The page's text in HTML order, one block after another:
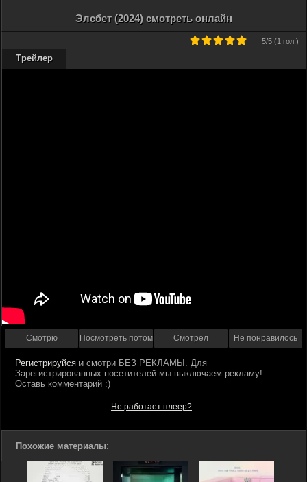
Элсбет (2024) смотреть онлайн
5/5 (1 гол. )
Трейлер
Смотрю Посмотреть потом Смотрел Не понравилось
Регистрируйся
Не работает плеер?
Похожие материалы: